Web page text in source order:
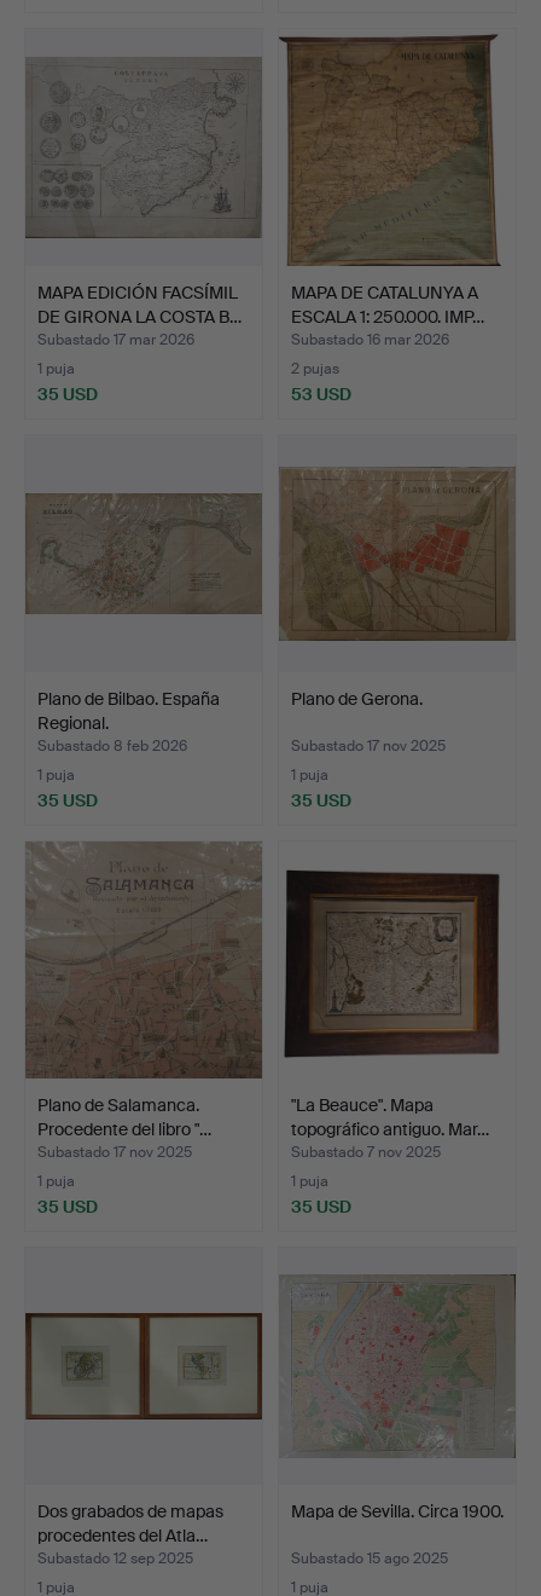
MAPA EDICIÓN FACSÍMIL
DE GIRONA LA COSTA B…
Subastado 17 mar 2026
1 puja
35 USD
MAPA DE CATALUNYA A
ESCALA 1: 250.000. IMP…
Subastado 16 mar 2026
2 pujas
53 USD
Plano de Bilbao. España
Regional.
Subastado 8 feb 2026
1 puja
35 USD
Plano de Gerona.
Subastado 17 nov 2025
1 puja
35 USD
Plano de Salamanca.
Procedente del libro "…
Subastado 17 nov 2025
1 puja
35 USD
"La Beauce". Mapa
topográfico antiguo. Mar…
Subastado 7 nov 2025
1 puja
35 USD
Dos grabados de mapas
procedentes del Atla…
Subastado 12 sep 2025
1 puja
Mapa de Sevilla. Circa 1900.
Subastado 15 ago 2025
1 puja